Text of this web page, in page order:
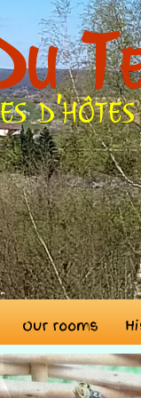
Our rooms